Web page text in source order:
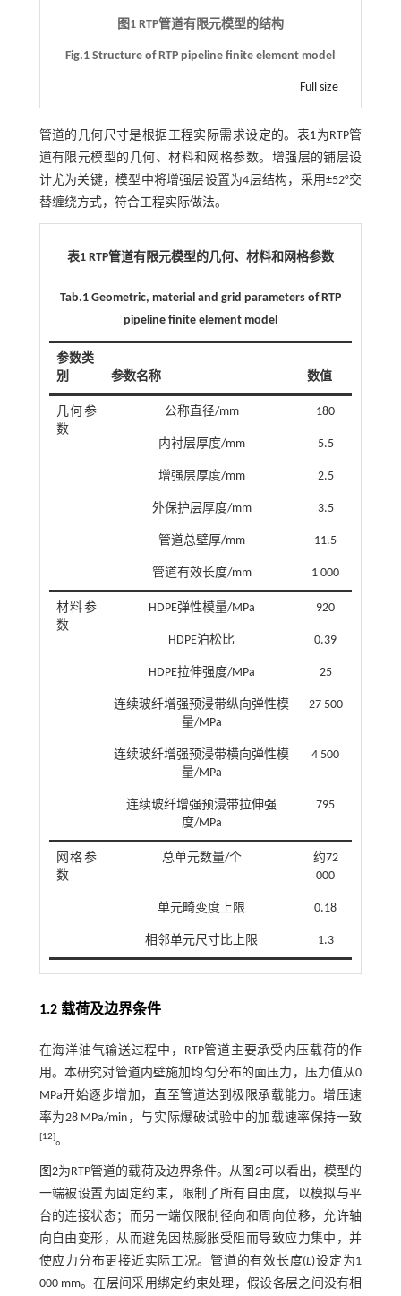
图1 RTP管道有限元模型的结构
Fig.1 Structure of RTP pipeline finite element model
Full size
管道的几何尺寸是根据工程实际需求设定的。 表1为RTP管
道有限元模型的几何、材料和网格参数。增强层的铺层设
计尤为关键，模型中将增强层设置为4层结构，采用±52°交
替缠绕方式，符合工程实际做法。
表1 RTP管道有限元模型的几何、材料和网格参数
Tab.1 Geometric, material and grid parameters of RTP
pipeline finite element model
参数类
别
参数名称 数值
几何参
数
公称直径/mm 180
内衬层厚度/mm 5.5
增强层厚度/mm 2.5
外保护层厚度/mm 3.5
管道总壁厚/mm 11.5
管道有效长度/mm 1 000
材料参
数
HDPE弹性模量/MPa 920
HDPE泊松比 0.39
HDPE拉伸强度/MPa 25
连续玻纤增强预浸带纵向弹性模
量/MPa
27 500
连续玻纤增强预浸带横向弹性模
量/MPa
4 500
连续玻纤增强预浸带拉伸强
度/MPa
795
网格参
数
总单元数量/个
约72
000
单元畸变度上限 0.18
相邻单元尺寸比上限 1.3
1.2 载荷及边界条件
在海洋油气输送过程中，RTP管道主要承受内压载荷的作
用。本研究对管道内壁施加均匀分布的面压力，压力值从0
MPa开始逐步增加，直至管道达到极限承载能力。增压速
率为28 MPa/min，与实际爆破试验中的加载速率保持一致
[12]。
图2为RTP管道的载荷及边界条件。从图2可以看出，模型的
一端被设置为固定约束，限制了所有自由度，以模拟与平
台的连接状态；而另一端仅限制径向和周向位移，允许轴
向自由变形，从而避免因热膨胀受阻而导致应力集中，并
使应力分布更接近实际工况。管道的有效长度(L)设定为1
000 mm。在层间采用绑定约束处理，假设各层之间没有相